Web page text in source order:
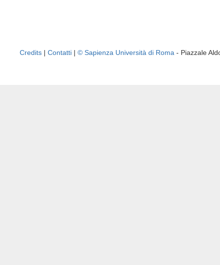
Credits | Contatti | © Sapienza Università di Roma - Piazzale